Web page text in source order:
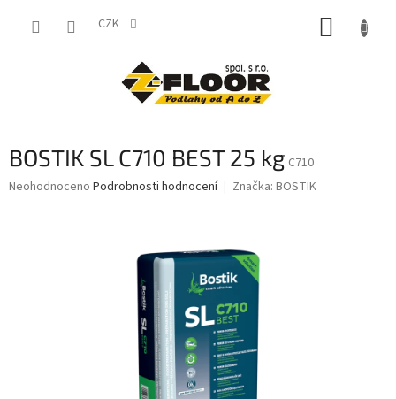
CZK
BOSTIK SL C710 BEST 25 kg C710
Průměrné
Neohodnoceno Podrobnosti hodnocení Značka: BOSTIK